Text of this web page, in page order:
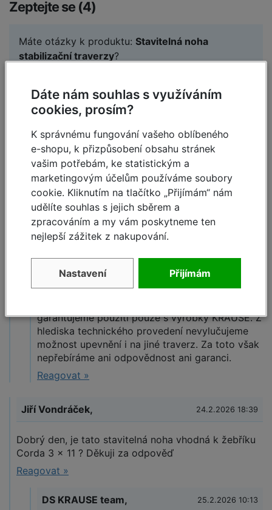
Zeptejte se (4)
Máte otázky k produktu: Stavitelná noha
stabilizační traverzy?
Zeptat se
Jiří Skácel,
Dobrý den
Zajímalo by mě, jestli by tahle stavitelná noha
pasovala i na žebřík Hailo 7812-007 profi 2/18
příček. Děkuji
Reagovat »
DS Krause team, 13.4.2021 19:40
garantujeme použití pouze s výrobky KRAUSE. Z
hlediska technického provedení nevylučujeme
možnost upevnění i na jiné traverz. Za toto však
nepřebíráme ani odpovědnost ani garanci.
Reagovat »
Jiří Vondráček, 24.2.2026 18:39
Dobrý den, je tato stavitelná noha vhodná k žebříku
Corda 3 x 11 ? Děkuji za odpověď
Reagovat »
DS KRAUSE team, 25.2.2026 10:13
Dáte nám souhlas s využíváním
cookies, prosím?
K správnému fungování vašeho oblíbeného
e-shopu, k přizpůsobení obsahu stránek
vašim potřebám, ke statistickým a
marketingovým účelům používáme soubory
cookie. Kliknutím na tlačítko „Přijímám“ nám
udělíte souhlas s jejich sběrem a
zpracováním a my vám poskytneme ten
nejlepší zážitek z nakupování.
Nastavení Přijímám